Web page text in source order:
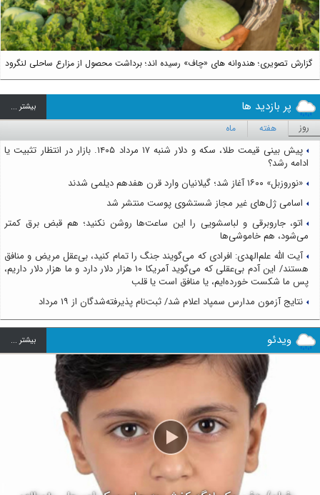
گزارش تصویری؛ هندوانه های «چاف» رسیده اند؛ برداشت محصول از مزارع ساحلی لنگرود
پر بازدید ها بيشتر ...
روز هفته ماه
پیش بینی قیمت طلا، سکه و دلار شنبه ۱۷ مرداد ۱۴۰۵. بازار در انتظار تثبیت یا
ادامه رشد؟
«نوروزبل» ۱۶۰۰ آغاز شد؛ گیلانیان وارد قرن هفدهم دیلمی شدند
اسامی ژل‌های غیر مجاز شستشوی پوست منتشر شد
اتو، جاروبرقی و لباسشویی را این ساعت‌ها روشن نکنید؛ هم قبض برق کمتر
می‌شود، هم خاموشی‌ها
آیت الله علم‌الهدی: افرادی که می‌گویند جنگ را تمام کنید، بی‌عقل مریض و منافق
هستند/ این آدم بی‌عقلی که می‌گوید آمریکا ۱۰ هزار دلار دارد و ما هزار دلار داریم،
پس ما شکست خورده‌ایم، یا منافق است یا قلب
نتایج آزمون مدارس سمپاد اعلام شد/ ثبت‌نام پذیرفته‌شدگان از ۱۹ مرداد
ویدئو بيشتر ...